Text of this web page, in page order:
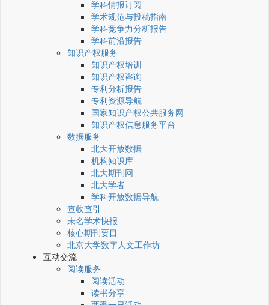
学科情报订阅
学术规范与投稿指南
学科竞争力分析报告
学科前沿报告
知识产权服务
知识产权培训
知识产权咨询
专利分析报告
专利资源导航
国家知识产权公共服务网
知识产权信息服务平台
数据服务
北大开放数据
机构知识库
北大期刊网
北大学者
学科开放数据导航
查收查引
未名学术快报
核心期刊要目
北京大学数字人文工作坊
互动交流
阅读服务
阅读活动
读书分享